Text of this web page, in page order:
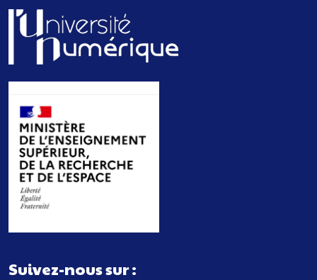
Suivez-nous sur :